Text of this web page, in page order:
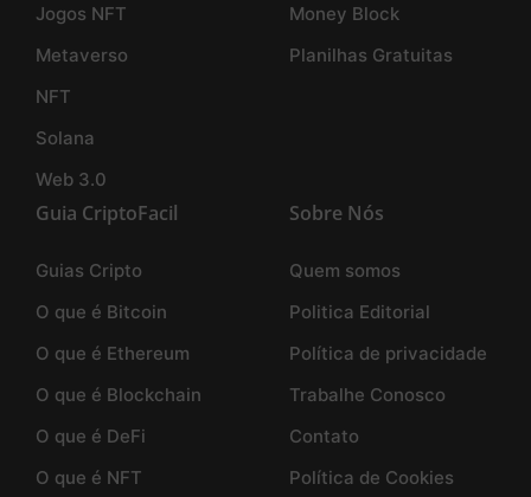
Jogos NFT
Metaverso
NFT
Solana
Web 3.0
Money Block
Planilhas Gratuitas
Guia CriptoFacil
Guias Cripto
O que é Bitcoin
O que é Ethereum
O que é Blockchain
O que é DeFi
O que é NFT
Sobre Nós
Quem somos
Politica Editorial
Política de privacidade
Trabalhe Conosco
Contato
Política de Cookies